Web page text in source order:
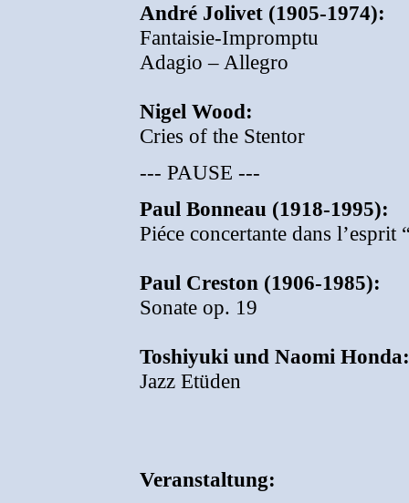
André Jolivet (1905-1974):
Fantaisie-Impromptu
Adagio – Allegro
Nigel Wood:
Cries of the Stentor
--- PAUSE ---
Paul Bonneau (1918-1995):
Piéce concertante dans l’esprit
Paul Creston (1906-1985):
Sonate op. 19
Toshiyuki und Naomi Honda:
Jazz Etüden
Veranstaltung: